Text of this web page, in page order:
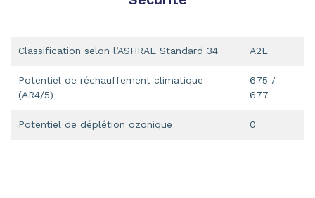
Classification selon l’ASHRAE Standard 34 A2L
Potentiel de réchauffement climatique
(AR4/5)
675 /
677
Potentiel de déplétion ozonique 0